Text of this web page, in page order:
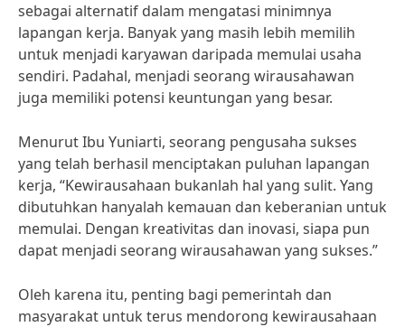
sebagai alternatif dalam mengatasi minimnya
lapangan kerja. Banyak yang masih lebih memilih
untuk menjadi karyawan daripada memulai usaha
sendiri. Padahal, menjadi seorang wirausahawan
juga memiliki potensi keuntungan yang besar.
Menurut Ibu Yuniarti, seorang pengusaha sukses
yang telah berhasil menciptakan puluhan lapangan
kerja, “Kewirausahaan bukanlah hal yang sulit. Yang
dibutuhkan hanyalah kemauan dan keberanian untuk
memulai. Dengan kreativitas dan inovasi, siapa pun
dapat menjadi seorang wirausahawan yang sukses.”
Oleh karena itu, penting bagi pemerintah dan
masyarakat untuk terus mendorong kewirausahaan